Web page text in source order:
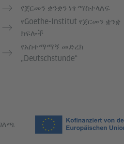
የጀርመን ቋንቋን ነፃ ማስተላለፍ
የGoethe-Institut የጀርመን ቋንቋ
ክፍሎች
የአስተማማኝ መድረክ
„Deutschstunde“